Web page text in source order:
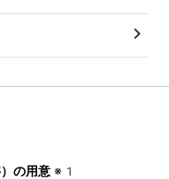
の用意 ※1